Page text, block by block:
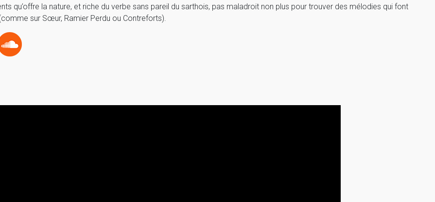
qu’offre la nature, et riche du verbe sans pareil du sarthois, pas maladroit non plus pour trouver des mélodies qui font
sur Sœur, Ramier Perdu ou Contreforts).